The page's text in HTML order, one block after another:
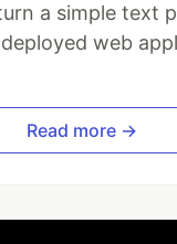
酱，请创建一个/修改
，value为 你的
a simple text
web
Read more →